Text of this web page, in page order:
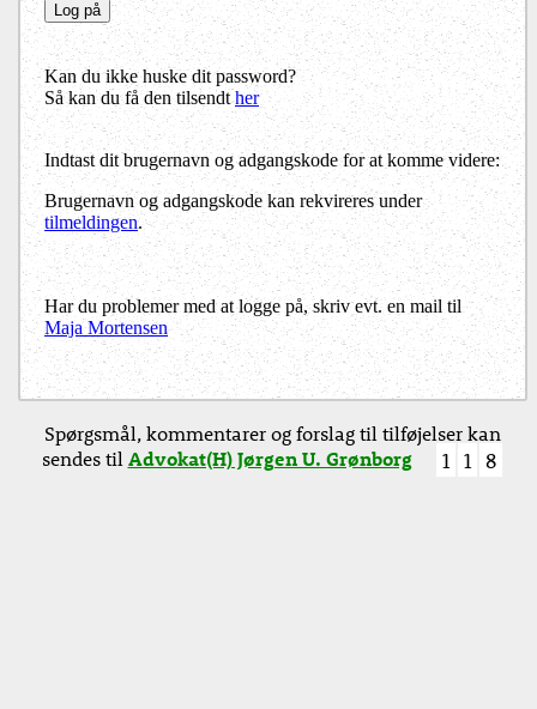
Kan du ikke huske dit password?
Så kan du få den tilsendther
Indtast dit brugernavn og adgangskode for at komme videre:
Brugernavn og adgangskode kan rekvireres under
tilmeldingen.
Har du problemer med at logge på, skriv evt. en mail til
Maja Mortensen
Spørgsmål, kommentarer og forslag til tilføjelser kan
sendes tilAdvokat(H) Jørgen U. Grønborg 1 1 8